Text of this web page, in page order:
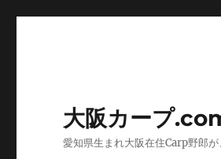
大阪カープ
愛知県生まれ大阪在住Carp野郎